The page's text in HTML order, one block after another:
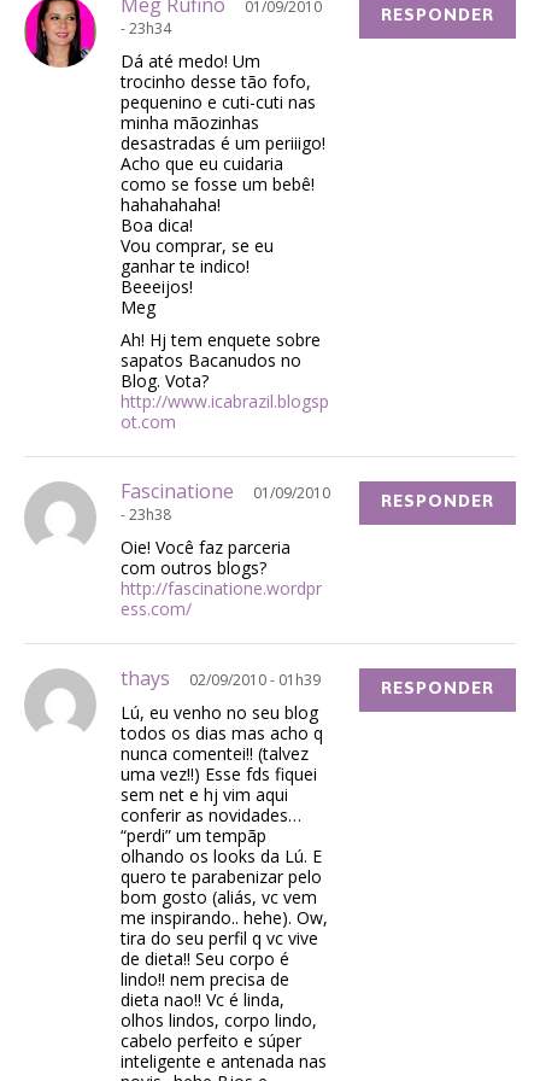
01/09/2010
- 23h34
Dá até medo! Um
trocinho desse tão fofo,
pequenino e cuti-cuti nas
minha mãozinhas
desastradas é um periiigo!
Acho que eu cuidaria
como se fosse um bebê!
hahahahaha!
Boa dica!
Vou comprar, se eu
ganhar te indico!
Beeeijos!
Meg
Ah! Hj tem enquete sobre
sapatos Bacanudos no
Blog. Vota?
http://www.icabrazil.blogsp
ot.com
RESPONDER
Fascinatione
01/09/2010
- 23h38
Oie! Você faz parceria
com outros blogs?
http://fascinatione.wordpr
ess.com/
RESPONDER
thays 02/09/2010 - 01h39
Lú, eu venho no seu blog
todos os dias mas acho q
nunca comentei!! (talvez
uma vez!!) Esse fds fiquei
sem net e hj vim aqui
conferir as novidades…
“perdi” um tempãp
olhando os looks da Lú. E
quero te parabenizar pelo
bom gosto (aliás, vc vem
me inspirando.. hehe). Ow,
tira do seu perfil q vc vive
de dieta!! Seu corpo é
lindo!! nem precisa de
dieta nao!! Vc é linda,
olhos lindos, corpo lindo,
cabelo perfeito e súper
inteligente e antenada nas
RESPONDER